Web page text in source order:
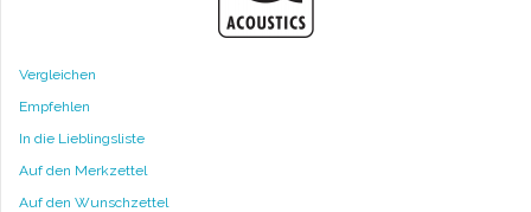
Vergleichen
Empfehlen
In die Lieblingsliste
Auf den Merkzettel
Auf den Wunschzettel